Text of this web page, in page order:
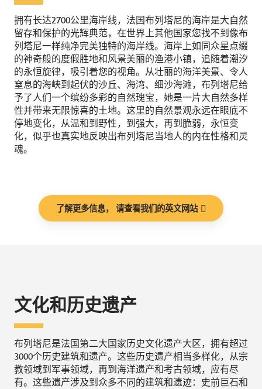
拥有长达2700公里海岸线，法国布列塔尼的海岸是大自然
留存和保护的光辉典范，在世界上其他国家您找不到像布
列塔尼一样纯净完美独特的海岸线。海岸上如同众星点缀
的神奇般的度假胜地和风景美丽的渔港小镇，追随着潮汐
的永恒旋律，吸引着您的视角。从壮丽的海洋美景、令人
窒息的海峡到起伏的沙丘、海湾、细沙海滩，布列塔尼给
予了人们一个缤纷多彩的自然瑰宝，她是一片大自然多样
性并带来无限惊喜的土地。这里的自然景观永远在眼底不
停地变化，从温和到野性，到强大，再到脆弱，永恒变
化，似乎也真实地反映出布列塔尼当地人的内在性格和灵
魂。
了解更多信息， 请查看我们的英文网站
文化和历史遗产
布列塔尼是法国第二大国家历史文化遗产大区，拥有超过
3000个历史建筑和遗产。这些历史遗产相当多样化，从宗
教领域到军事领域，再到海洋遗产和考古领域，应有尽
有。这些遗产涉及到众多不同的建筑和遗迹：史前巨石和